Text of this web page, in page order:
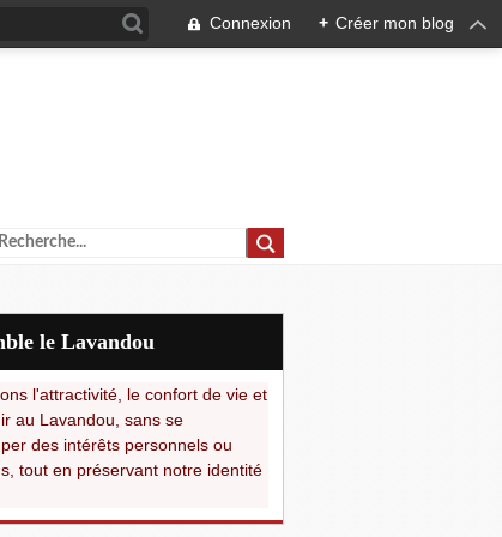
Connexion + Créer mon blog
le Lavandou
l'attractivité, le confort de vie et
au Lavandou, sans se
des intérêts personnels ou
tout en préservant notre identité